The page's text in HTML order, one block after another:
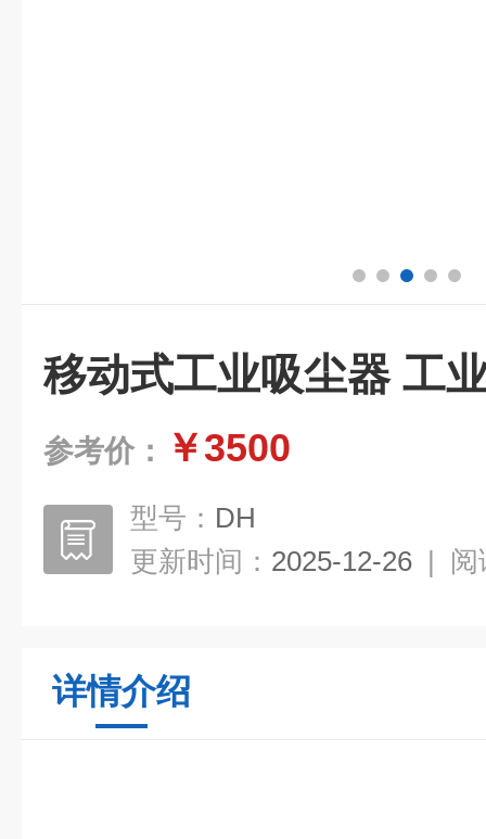
移动式工业吸尘器 工
参考价： ￥3500
型号： DH
更新时间： 2025-12-26 | 阅
详情介绍